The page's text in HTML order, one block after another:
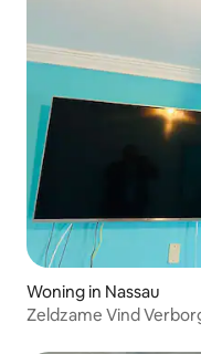
Woning in Nassau
Zeldzame Vind